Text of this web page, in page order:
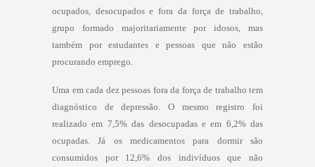
ocupados, desocupados e fora da força de trabalho,
grupo formado majoritariamente por idosos, mas
também por estudantes e pessoas que não estão
procurando emprego.
Uma em cada dez pessoas fora da força de trabalho tem
diagnóstico de depressão. O mesmo registro foi
realizado em 7,5% das desocupadas e em 6,2% das
ocupadas. Já os medicamentos para dormir são
consumidos por 12,6% dos indivíduos que não